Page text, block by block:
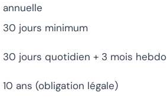
annuelle
30 jours minimum
30 jours quotidien + 3 mois hebdo
10 ans (obligation légale)